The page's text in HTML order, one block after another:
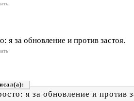
я за обновление и против застоя.
я за обновление и против